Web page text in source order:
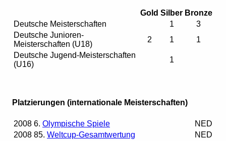
Gold Silber Bronze
Deutsche Meisterschaften
1
3
Deutsche Junioren-
Meisterschaften (U18)
2 1
1
Deutsche Jugend-Meisterschaften
(U16)
1
Platzierungen (internationale Meisterschaften)
2008 6. Olympische Spiele
NED
2008 85. Weltcup-Gesamtwertung
NED